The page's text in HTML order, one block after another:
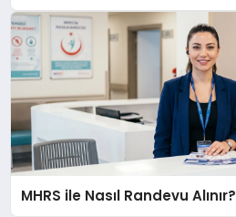
MHRS ile Nasıl Randevu Alınır?